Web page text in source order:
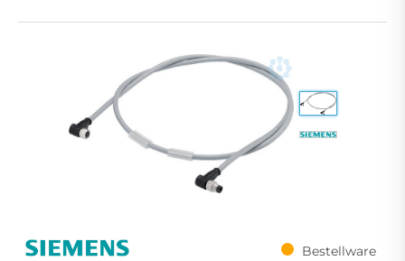
Bestellware